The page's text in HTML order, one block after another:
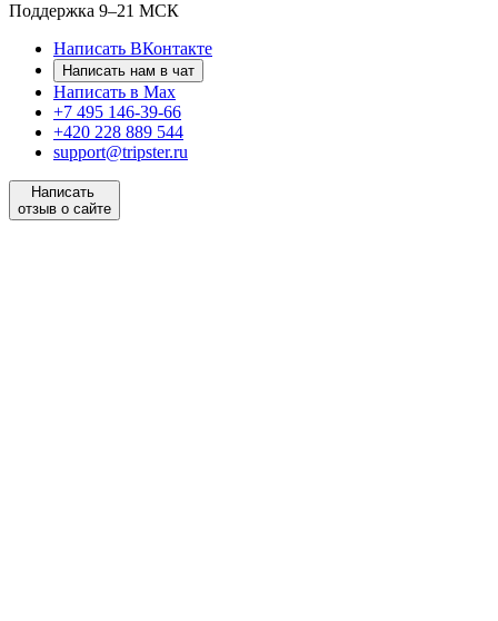
Поддержка 9–21 МСК
Написать ВКонтакте
Написать нам в чат
Написать в Max
+7 495 146-39-66
+420 228 889 544
support@tripster.ru
Написать
отзыв о сайте